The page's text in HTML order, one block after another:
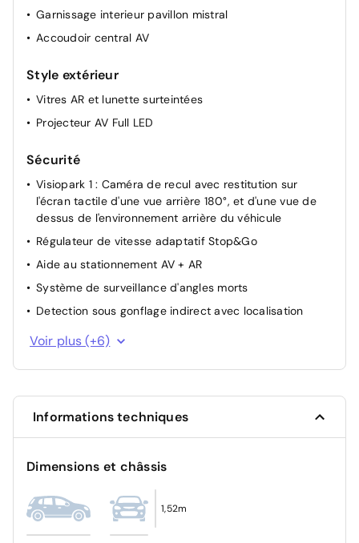
Garnissage interieur pavillon mistral
Accoudoir central AV
Style extérieur
Vitres AR et lunette surteintées
Projecteur AV Full LED
Sécurité
Visiopark 1 : Caméra de recul avec restitution sur
l'écran tactile d'une vue arrière 180°, et d'une vue de
dessus de l'environnement arrière du véhicule
Régulateur de vitesse adaptatif Stop&Go
Aide au stationnement AV + AR
Système de surveillance d'angles morts
Detection sous gonflage indirect avec localisation
Antiblocage de roues ABS
Aide au positionnement dans la voie
Voir plus (+6)
Informations techniques
Dimensions et châssis
1,52m